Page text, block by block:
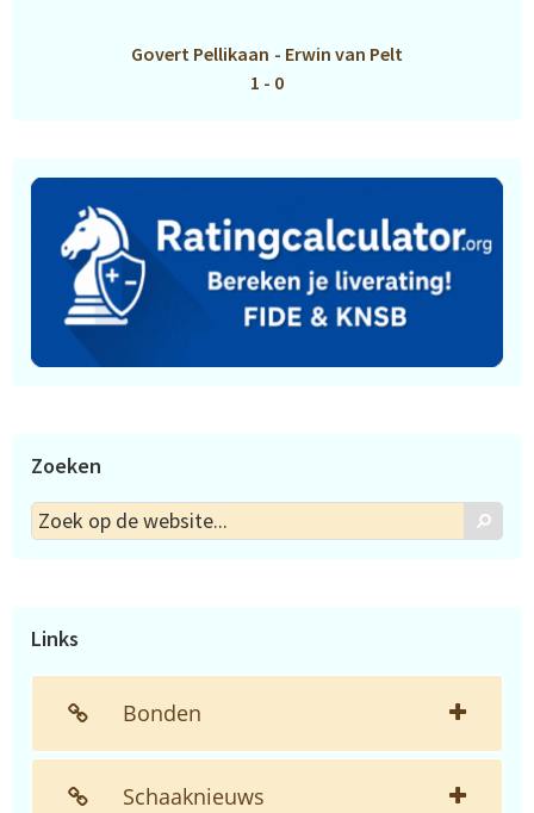
Govert Pellikaan - Erwin van Pelt
1 - 0
Zoeken
Zoek
op
Zoek
Links
Bonden
Schaaknieuws